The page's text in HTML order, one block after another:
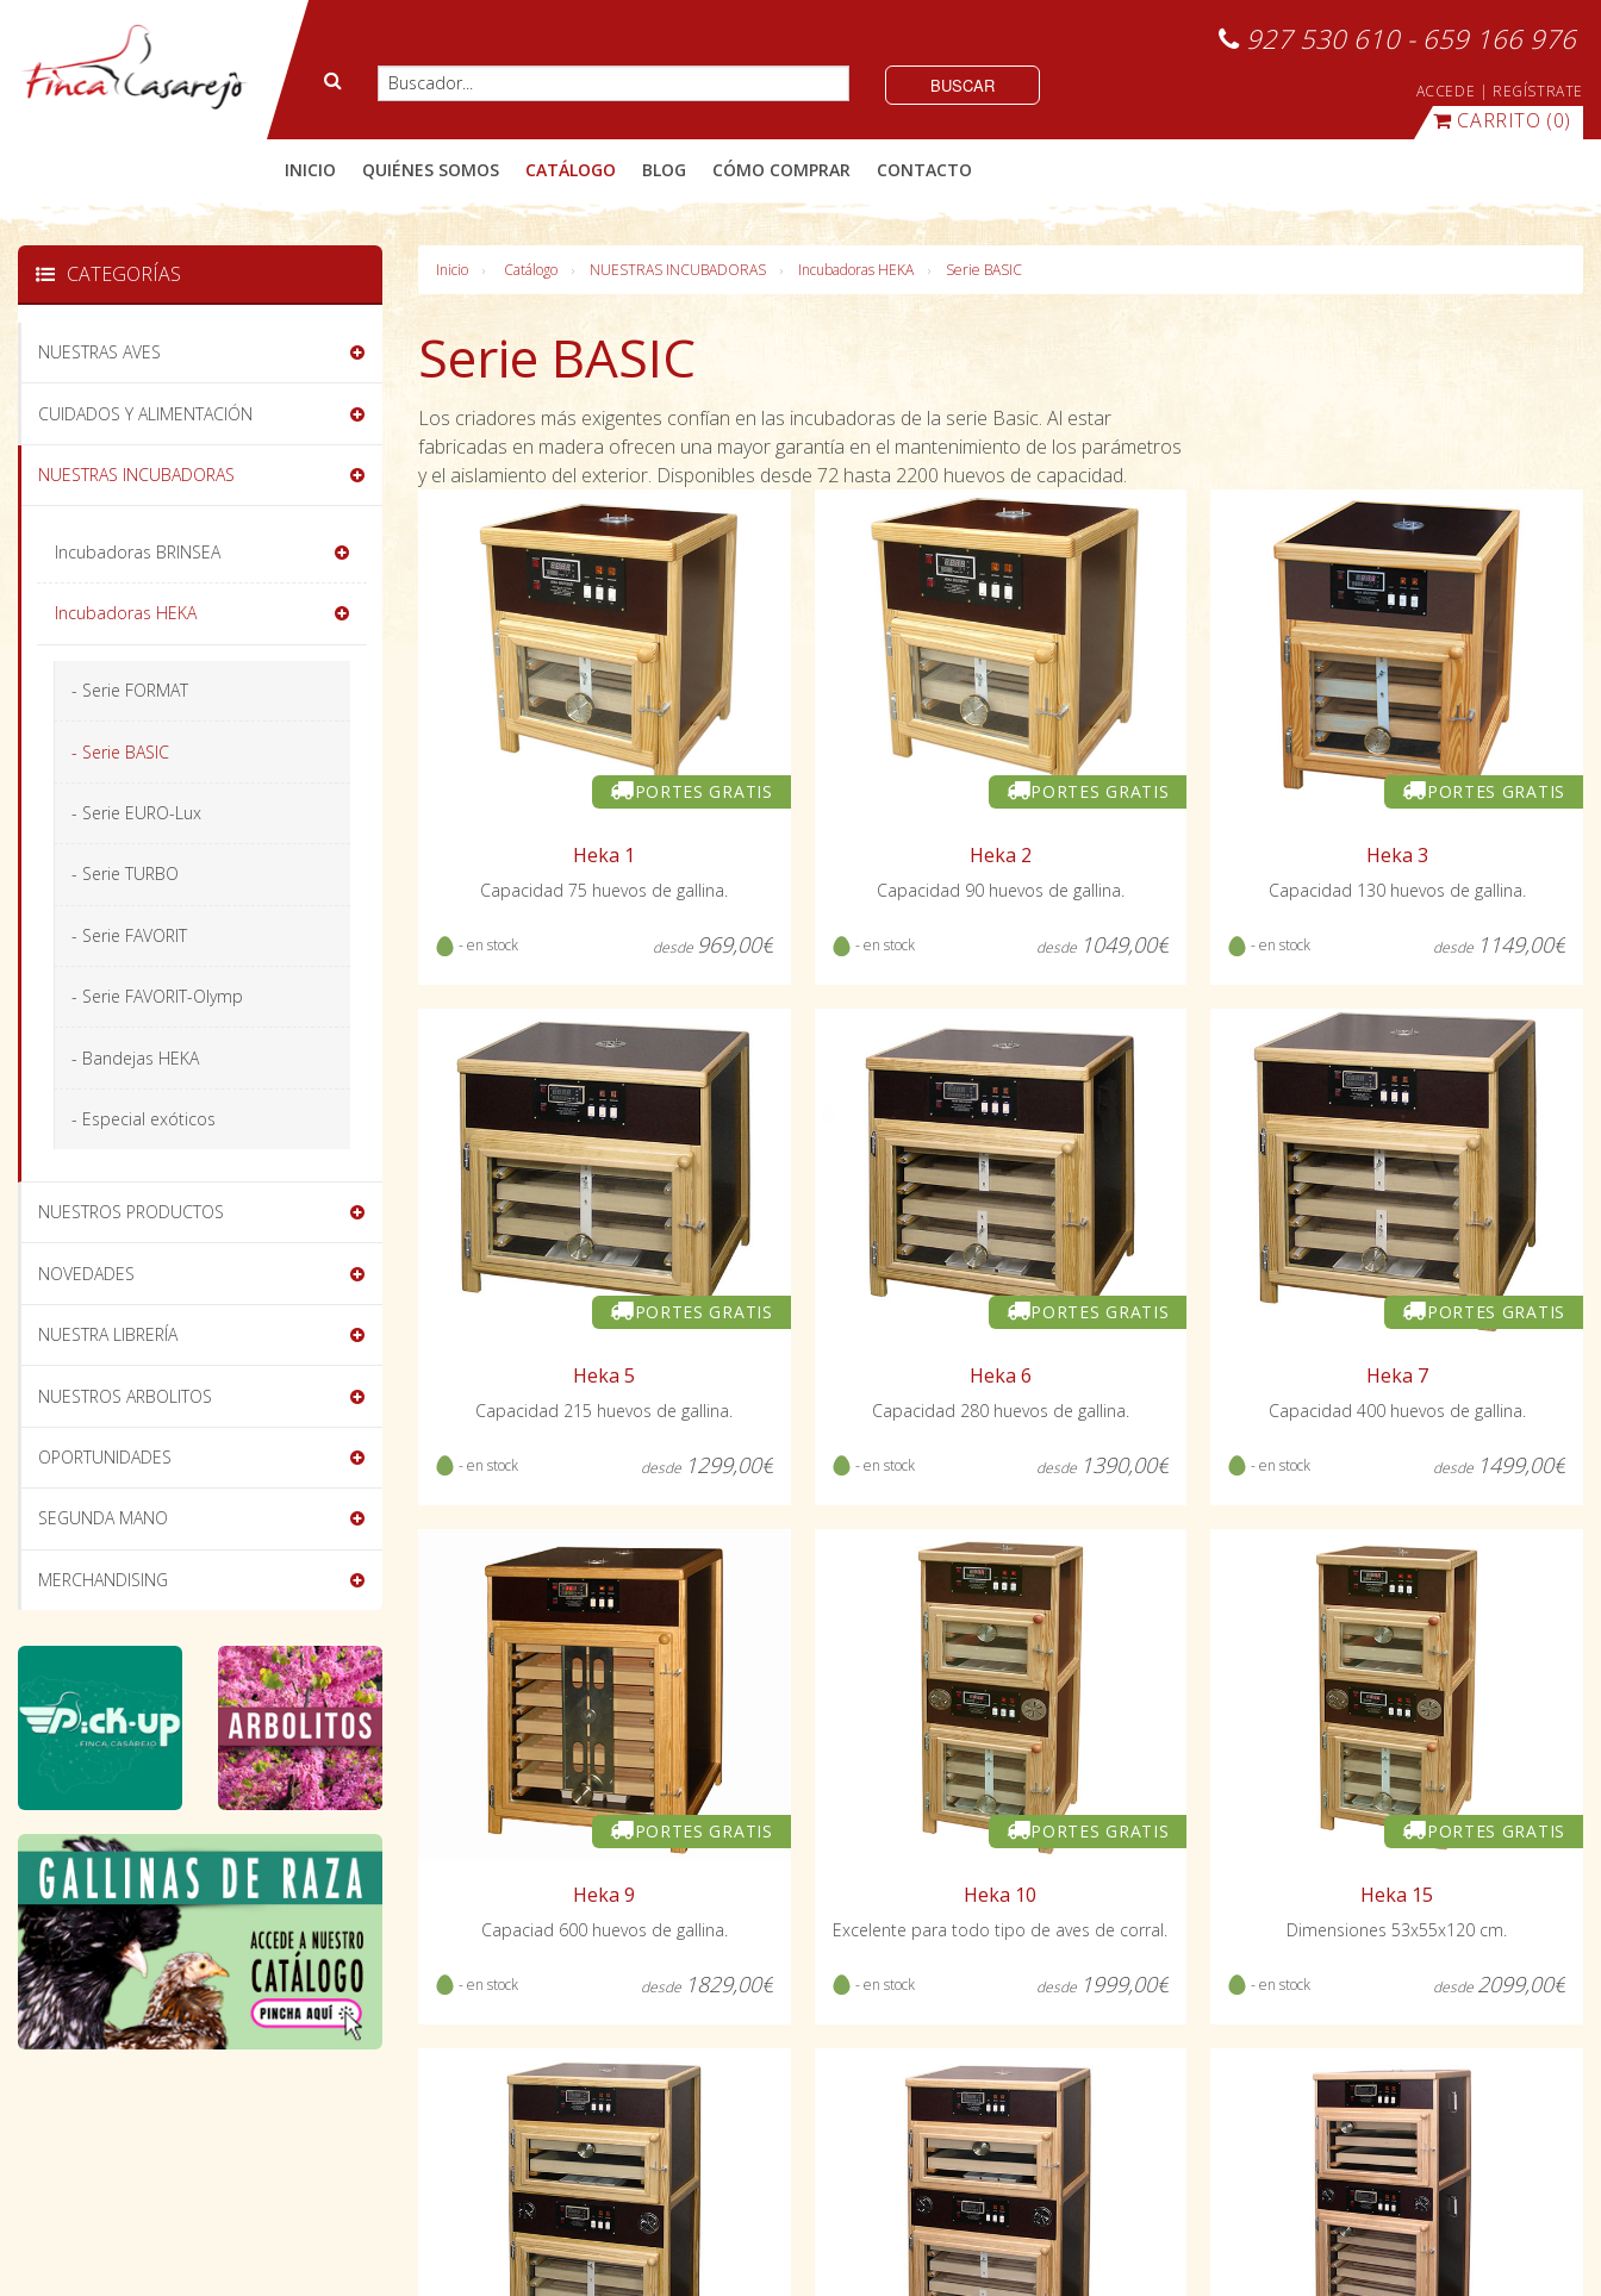
927 530 610 - 659 166 976
BUSCAR ACCEDE | REGÍSTRATE
CARRITO (0)
INICIO QUIÉNES SOMOS CATÁLOGO BLOG CÓMO COMPRAR CONTACTO
Inicio Catálogo NUESTRAS INCUBADORAS Incubadoras HEKA Serie BASIC
Serie BASIC
Los criadores más exigentes confían en las incubadoras de la serie Basic. Al estar
fabricadas en madera ofrecen una mayor garantía en el mantenimiento de los parámetros
y el aislamiento del exterior. Disponibles desde 72 hasta 2200 huevos de capacidad.
PORTES GRATIS
Heka 1
Capacidad 75 huevos de gallina.
- en stock desde 969,00€
PORTES GRATIS
Heka 2
Capacidad 90 huevos de gallina.
- en stock desde 1049,00€
PORTES GRATIS
Heka 3
Capacidad 130 huevos de gallina.
- en stock desde 1149,00€
PORTES GRATIS
Heka 5
Capacidad 215 huevos de gallina.
- en stock desde 1299,00€
PORTES GRATIS
Heka 6
Capacidad 280 huevos de gallina.
- en stock desde 1390,00€
PORTES GRATIS
Heka 7
Capacidad 400 huevos de gallina.
- en stock desde 1499,00€
PORTES GRATIS
Heka 9
Capaciad 600 huevos de gallina.
- en stock desde 1829,00€
PORTES GRATIS
Heka 10
Excelente para todo tipo de aves de corral.
- en stock desde 1999,00€
PORTES GRATIS
Heka 15
Dimensiones 53x55x120 cm.
- en stock desde 2099,00€
CATEGORÍAS
NUESTRAS AVES
CUIDADOS Y ALIMENTACIÓN
NUESTRAS INCUBADORAS
Incubadoras BRINSEA
Incubadoras HEKA
- Serie FORMAT
- Serie BASIC
- Serie EURO-Lux
- Serie TURBO
- Serie FAVORIT
- Serie FAVORIT-Olymp
- Bandejas HEKA
- Especial exóticos
NUESTROS PRODUCTOS
NOVEDADES
NUESTRA LIBRERÍA
NUESTROS ARBOLITOS
OPORTUNIDADES
SEGUNDA MANO
MERCHANDISING